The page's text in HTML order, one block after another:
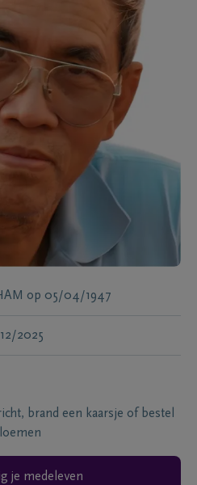
op 05/04/1947
2025
brand een kaarsje of bestel
je medeleven